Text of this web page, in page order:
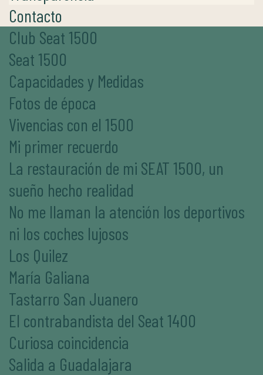
Contacto
Club Seat 1500
Seat 1500
Capacidades y Medidas
Fotos de época
Vivencias con el 1500
Mi primer recuerdo
La restauración de mi SEAT 1500, un
sueño hecho realidad
No me llaman la atención los deportivos
ni los coches lujosos
Los Quilez
María Galiana
Tastarro San Juanero
El contrabandista del Seat 1400
Curiosa coincidencia
Salida a Guadalajara